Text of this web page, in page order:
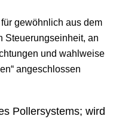
gewöhnlich aus dem
Steuerungseinheit, an
und wahlweise
angeschlossen
Pollersystems; wird